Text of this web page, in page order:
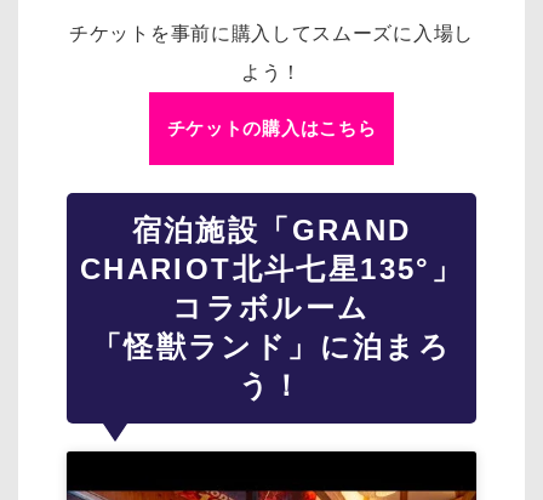
チケットを事前に購入してスムーズに入場し
よう！
チケットの購入はこちら
宿泊施設「GRAND
CHARIOT北斗七星135°」
コラボルーム
「怪獣ランド」に泊まろ
う！